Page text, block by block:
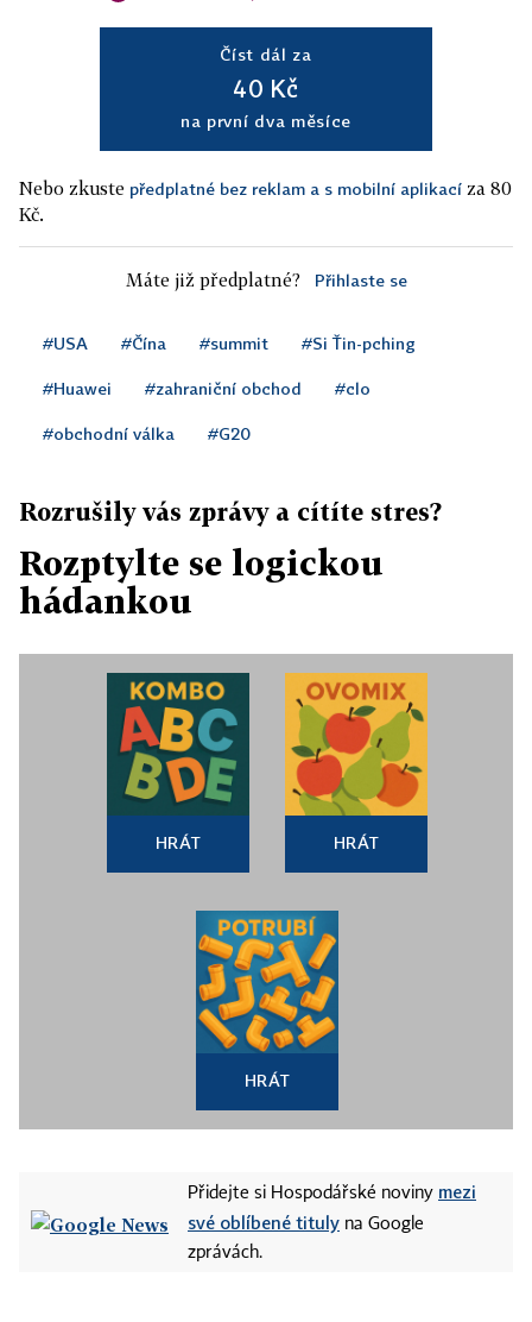
Číst dál za
40 Kč
na první dva měsíce
Nebo zkuste předplatné bez reklam a s mobilní aplikací za 80
Kč.
Máte již předplatné? Přihlaste se
#USA #Čína #summit #Si Ťin-pching
#Huawei #zahraniční obchod #clo
#obchodní válka #G20
Rozrušily vás zprávy a cítíte stres?
Rozptylte se logickou
hádankou
HRÁT HRÁT
HRÁT
Přidejte si Hospodářské noviny mezi
své oblíbené tituly na Google
zprávách.